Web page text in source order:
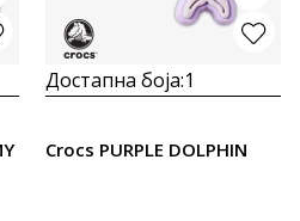
Достапна боја:1
Crocs PURPLE DOLPHIN